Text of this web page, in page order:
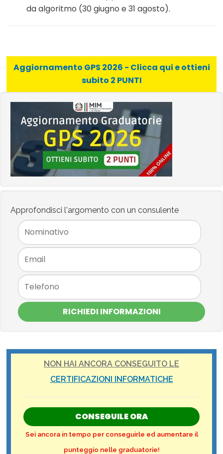
da algoritmo (30 giugno e 31 agosto).
Aggiornamento GPS 2026 - Clicca qui e ottieni
subito 2 PUNTI
Approfondisci l'argomento con un consulente
RICHIEDI INFORMAZIONI
NON HAI ANCORA CONSEGUITO LE
CERTIFICAZIONI INFORMATICHE
CONSEGUILE ORA
Sei ancora in tempo per conseguirle ed aumentare il
punteggio nelle graduatorie!